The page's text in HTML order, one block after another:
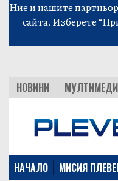
Ние и нашите
сайта. Изберете
НОВИНИ
НАЧАЛО МИСИЯ